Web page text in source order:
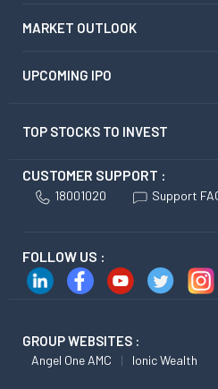
MARKET OUTLOOK
UPCOMING IPO
TOP STOCKS TO INVEST
CUSTOMER SUPPORT :
18001020 Support
FOLLOW US :
GROUP WEBSITES :
Angel One AMC Ionic Wealth